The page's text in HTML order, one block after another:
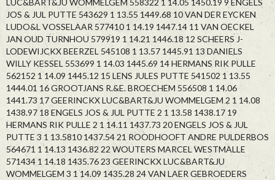
LUC&BART&JU WOMMELGEM 558322 1 14.05 1450.19 9 ENGELS
JOS & JUL PUTTE 543629 1 13.55 1449.68 10 VAN DER EYCKEN
LUDO&L VOSSELAAR 577410 1 14.19 1447.14 11 VAN OECKEL
JAN OUD TURNHOU 579919 1 14.21 1446.18 12 SCHEERS J-
LODEWIJCKX BEERZEL 545108 1 13.57 1445.91 13 DANIELS
WILLY KESSEL 553699 1 14.03 1445.69 14 HERMANS RIK PULLE
562152 1 14.09 1445.12 15 LENS JULES PUTTE 541502 1 13.55
1444.01 16 GROOTJANS R.&E. BROECHEM 556508 1 14.06
1441.73 17 GEERINCKX LUC&BART&JU WOMMELGEM 2 1 14.08
1438.97 18 ENGELS JOS & JUL PUTTE 2 1 13.58 1438.17 19
HERMANS RIK PULLE 2 1 14.11 1437.73 20 ENGELS JOS & JUL
PUTTE 3 1 13.5810 1437.54 21 ROODHOOFT ANDRE PULDERBOS
564671 1 14.13 1436.82 22 WOUTERS MARCEL WESTMALLE
571434 1 14.18 1435.76 23 GEERINCKX LUC&BART&JU
WOMMELGEM 3 1 14.09 1435.28 24 VAN LAER GEBROEDERS